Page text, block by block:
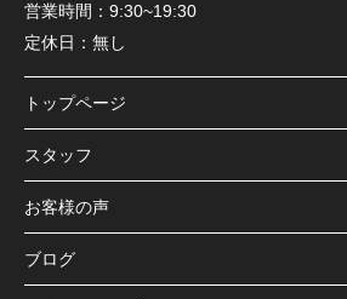
営業時間： 9:30~19:30
定休日： 無し
トップページ
スタッフ
お客様の声
ブログ